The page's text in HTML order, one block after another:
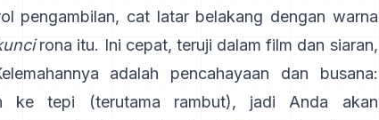
pengambilan, cat latar belakang dengan warna
rona itu. Ini cepat, teruji dalam film dan siaran,
adalah pencahayaan dan busana:
ke tepi (terutama rambut), jadi Anda akan